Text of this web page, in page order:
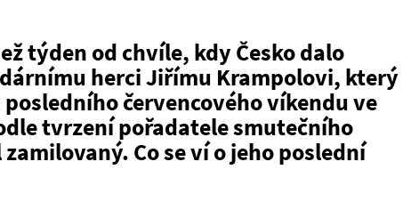
týden od chvíle, kdy Česko dalo
herci Jiřímu Krampolovi, který
červencového víkendu ve
tvrzení pořadatele smutečního
Co se ví o jeho poslední